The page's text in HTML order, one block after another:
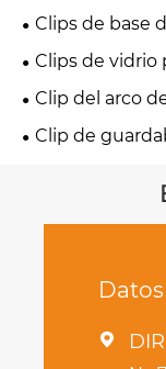
Clips de base
Clips de vidrio
Clip del arco
Clip de
